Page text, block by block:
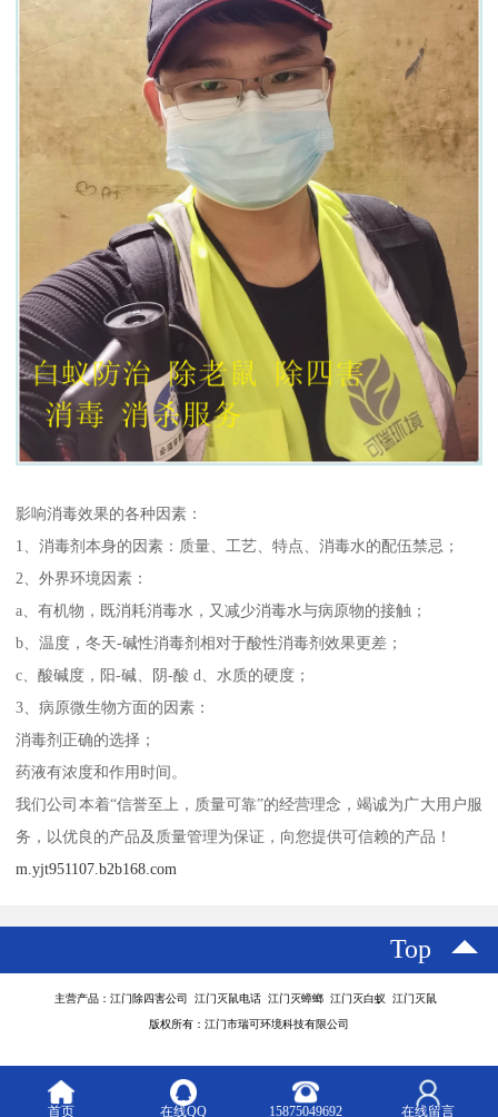
影响消毒效果的各种因素：
1、消毒剂本身的因素：质量、工艺、特点、消毒水的配伍禁忌；
2、外界环境因素：
a、有机物，既消耗消毒水，又减少消毒水与病原物的接触；
b、温度，冬天-碱性消毒剂相对于酸性消毒剂效果更差；
c、酸碱度，阳-碱、阴-酸 d、水质的硬度；
3、病原微生物方面的因素：
消毒剂正确的选择；
药液有浓度和作用时间。
我们公司本着“信誉至上，质量可靠”的经营理念，竭诚为广大用户服
务，以优良的产品及质量管理为保证，向您提供可信赖的产品！
m.yjt951107.b2b168.com
Top
主营产品：江门除四害公司 江门灭鼠电话 江门灭蟑螂 江门灭白蚁 江门灭鼠
版权所有：江门市瑞可环境科技有限公司
首页 在线QQ 15875049692 在线留言